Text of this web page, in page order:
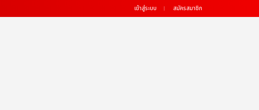
เข้าสู่ระบบ สมัครสมาชิก